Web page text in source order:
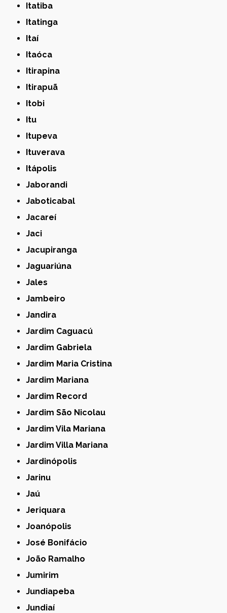
Itatiba
Itatinga
Itaí
Itaóca
Itirapina
Itirapuã
Itobi
Itu
Itupeva
Ituverava
Itápolis
Jaborandi
Jaboticabal
Jacareí
Jaci
Jacupiranga
Jaguariúna
Jales
Jambeiro
Jandira
Jardim Caguacú
Jardim Gabriela
Jardim Maria Cristina
Jardim Mariana
Jardim Record
Jardim São Nicolau
Jardim Vila Mariana
Jardim Villa Mariana
Jardinópolis
Jarinu
Jaú
Jeriquara
Joanópolis
José Bonifácio
João Ramalho
Jumirim
Jundiapeba
Jundiaí